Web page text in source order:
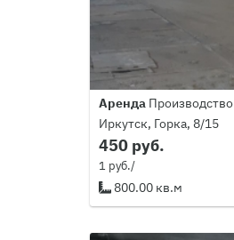
Аренда Производство
Иркутск, Горка, 8/15
450 руб.
1 руб./
800.00 кв.м